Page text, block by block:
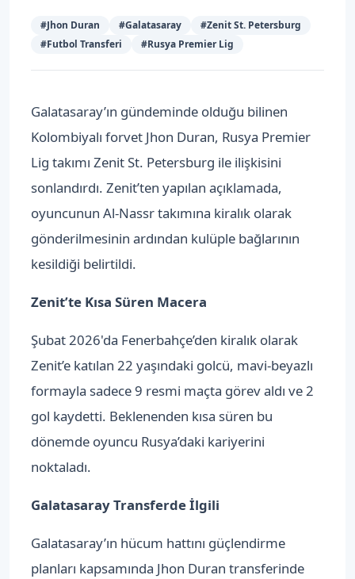
#Jhon Duran #Galatasaray #Zenit St. Petersburg
#Futbol Transferi #Rusya Premier Lig
Galatasaray’ın gündeminde olduğu bilinen
Kolombiyalı forvet Jhon Duran, Rusya Premier
Lig takımı Zenit St. Petersburg ile ilişkisini
sonlandırdı. Zenit’ten yapılan açıklamada,
oyuncunun Al-Nassr takımına kiralık olarak
gönderilmesinin ardından kulüple bağlarının
kesildiği belirtildi.
Zenit’te Kısa Süren Macera
Şubat 2026'da Fenerbahçe’den kiralık olarak
Zenit’e katılan 22 yaşındaki golcü, mavi-beyazlı
formayla sadece 9 resmi maçta görev aldı ve 2
gol kaydetti. Beklenenden kısa süren bu
dönemde oyuncu Rusya’daki kariyerini
noktaladı.
Galatasaray Transferde İlgili
Galatasaray’ın hücum hattını güçlendirme
planları kapsamında Jhon Duran transferinde